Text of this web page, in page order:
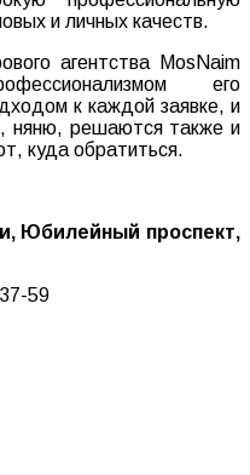
и личных качеств.
агентства MosNaim
его
к каждой заявке, и
няню, решаются также и
куда обратиться.
Юбилейный проспект,
59